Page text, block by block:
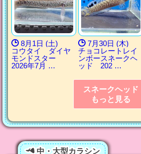
8月1日 (土)
コウタイ ダイヤ
モンドスター
2026年7月 …
7月30日 (木)
チョコレートレイ
ンボースネークヘ
ッド 202 …
スネークヘッド
もっと見る
中・大型カラシン